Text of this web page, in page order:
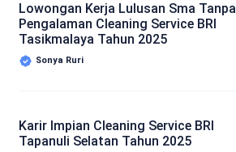
Lowongan Kerja Lulusan Sma Tanpa
Pengalaman Cleaning Service BRI
Tasikmalaya Tahun 2025
Sonya Ruri
Karir Impian Cleaning Service BRI
Tapanuli Selatan Tahun 2025